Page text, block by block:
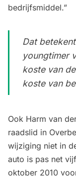
bedrijfsmiddel.”
Dat
youngtimer
koste van
koste van
Ook Harm van
raadslid in
wijziging niet in
auto is pas net
oktober 2010